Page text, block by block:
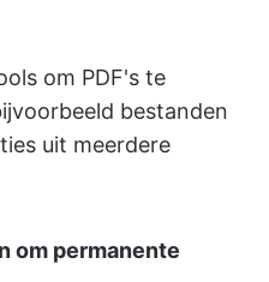
om PDF's te
bestanden
uit meerdere
om permanente